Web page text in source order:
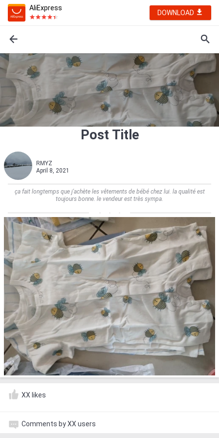
AliExpress
DOWNLOAD
Post Title
RMYZ
April 8, 2021
ça fait longtemps que j'achète les vêtements de bébé chez lui. la qualité est
toujours bonne. le vendeur est très sympa.
XX likes
Comments by XX users